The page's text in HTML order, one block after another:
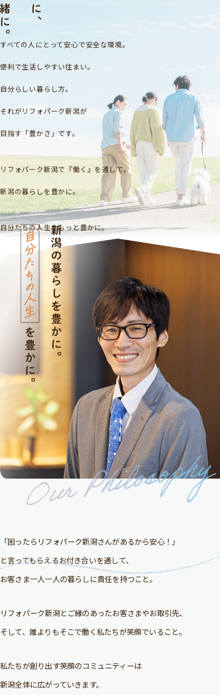
すべての人にとって安心で安全な環境。
便利で生活しやすい住まい。
自分らしい暮らし方。
それがリフォパーク新潟が
目指す「豊かさ」です。
リフォパーク新潟で『働く』を通して、
新潟の暮らしを豊かに。
自分たちの人生をもっと豊かに。
「困ったらリフォパーク新潟さんがあるから安心！」
と言ってもらえるお付き合いを通して、
お客さま一人一人の暮らしに責任を持つこと。
リフォパーク新潟とご縁のあったお客さまやお取引先、
そして、誰よりもそこで働く私たちが笑顔でいること。
私たちが創り出す笑顔のコミュニティーは
新潟全体に広がっていきます。